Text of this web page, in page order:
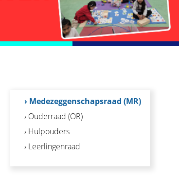
› Medezeggenschapsraad (MR)
› Ouderraad (OR)
› Hulpouders
› Leerlingenraad